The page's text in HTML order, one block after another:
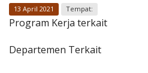
13 April 2021 Tempat:
Program Kerja terkait
Departemen Terkait